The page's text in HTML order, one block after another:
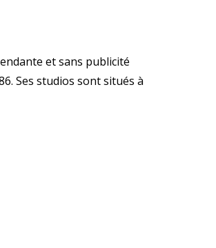
et sans publicité
Ses studios sont situés à